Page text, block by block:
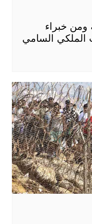
خبراء
السامي